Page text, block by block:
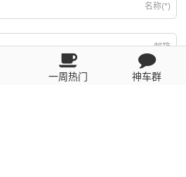
名称(*)
邮箱
一周热门 神车群